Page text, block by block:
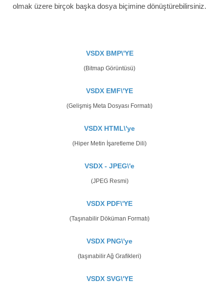
olmak üzere birçok başka dosya biçimine dönüştürebilirsiniz.
VSDX BMP\'YE
(Bitmap Görüntüsü)
VSDX EMF\'YE
(Gelişmiş Meta Dosyası Formatı)
VSDX HTML\'ye
(Hiper Metin İşaretleme Dili)
VSDX - JPEG\'e
(JPEG Resmi)
VSDX PDF\'YE
(Taşınabilir Döküman Formatı)
VSDX PNG\'ye
(taşınabilir Ağ Grafikleri)
VSDX SVG\'YE